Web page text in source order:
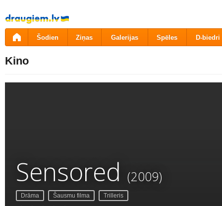
Pāriet
uz
saturu
Šodien Ziņas Galerijas Spēles D-biedri
Kino
Sensored (2009)
Drāma Šausmu filma Trilleris